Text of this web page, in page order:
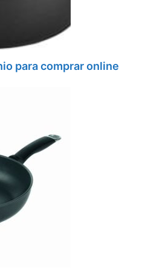
para comprar online